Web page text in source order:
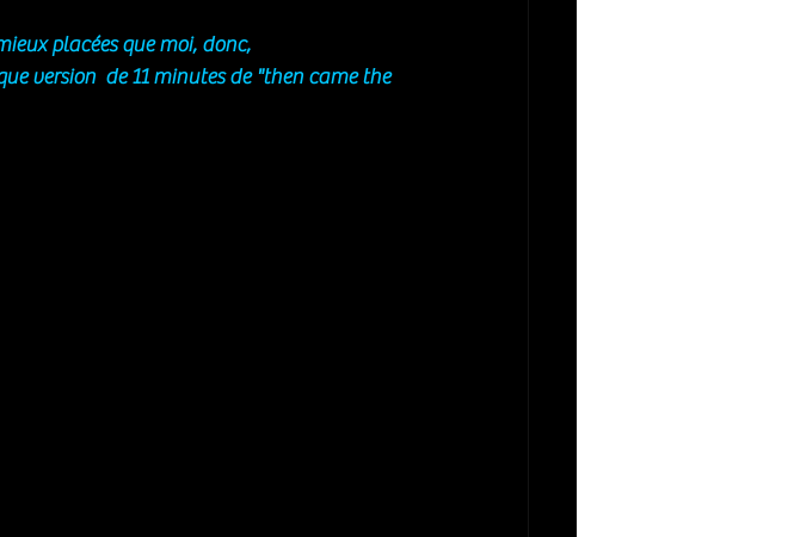
placées que moi, donc,
version  de 11 minutes de "then came the